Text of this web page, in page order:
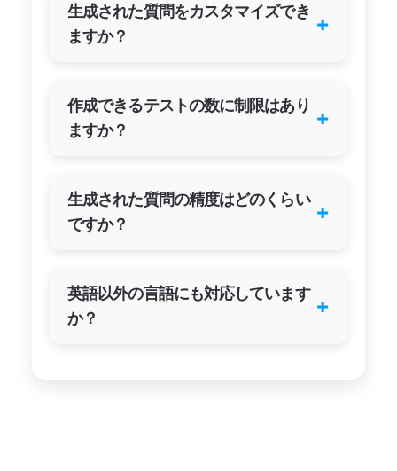
生成された質問をカスタマイズでき
ますか？
+
作成できるテストの数に制限はあり
ますか？
+
生成された質問の精度はどのくらい
ですか？
+
英語以外の言語にも対応しています
か？
+